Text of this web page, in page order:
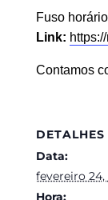
Fuso
Link:
Contamos
DETALHES
Data:
fevereiro 24,